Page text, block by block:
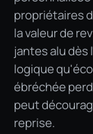
propriétaires
la valeur de
jantes alu dès
logique
ébréchée
peut
reprise.